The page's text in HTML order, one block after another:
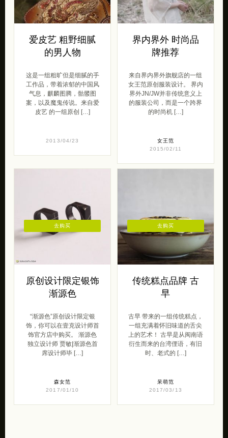
爱皮艺 粗野细腻
的男人物
这是一组粗旷但是细腻的手
工作品，带着浓郁的中国风
气息，麒麟图腾，骷髅图
案，以及魔鬼传说。来自爱
皮艺 的一组原创 […]
2013/04/23
界内界外 时尚品
牌推荐
来自界内界外旗舰店的一组
女王范原创服装设计。 界内
界外JN/JW并非传统意义上
的服装公司，而是一个跨界
的时尚机 […]
女王范
2015/02/11
原创设计限定银饰
渐源色
“渐源色”原创设计限定银
饰，你可以在壹克设计师首
饰官方店中购买。 渐源色
独立设计师 贾敏|渐源色首
席设计师毕 […]
森女范
2017/01/10
去购买
传统糕点品牌 古
早
古早 带来的一组传统糕点，
一组充满着怀旧味道的舌尖
上的艺术！ 古早是从闽南语
衍生而来的台湾俚语，有旧
时、老式的 […]
呆萌范
2017/03/13
去购买